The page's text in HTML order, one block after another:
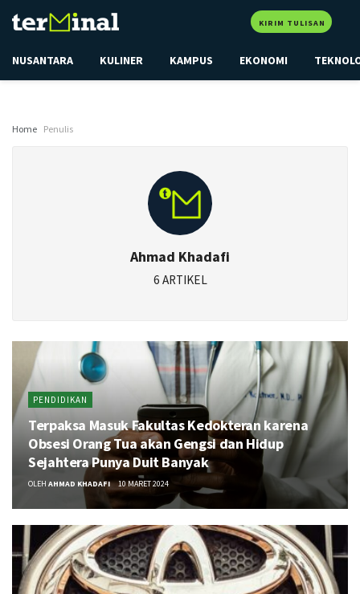
KIRIM TULISAN
NUSANTARA KULINER KAMPUS EKONOMI
Home Penulis
Ahmad Khadafi
6 ARTIKEL
PENDIDIKAN
Terpaksa Masuk Fakultas Kedokteran karena
Obsesi Orang Tua akan Gengsi dan Hidup
Sejahtera Punya Duit Banyak
OLEH AHMAD KHADAFI 10 MARET 2024